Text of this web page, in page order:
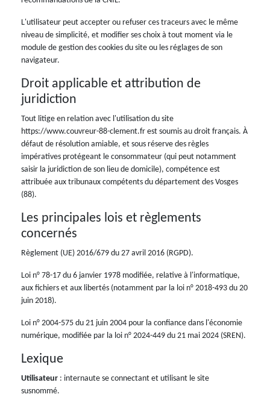
L'utilisateur peut accepter ou refuser ces traceurs avec le même
niveau de simplicité, et modifier ses choix à tout moment via le
module de gestion des cookies du site ou les réglages de son
navigateur.
Droit applicable et attribution de
juridiction
Tout litige en relation avec l'utilisation du site
https://www.couvreur-88-clement.fr est soumis au droit français. À
défaut de résolution amiable, et sous réserve des règles
impératives protégeant le consommateur (qui peut notamment
saisir la juridiction de son lieu de domicile), compétence est
attribuée aux tribunaux compétents du département des Vosges
(88).
Les principales lois et règlements
concernés
Règlement (UE) 2016/679 du 27 avril 2016 (RGPD).
Loi n° 78-17 du 6 janvier 1978 modifiée, relative à l'informatique,
aux fichiers et aux libertés (notamment par la loi n° 2018-493 du 20
juin 2018).
Loi n° 2004-575 du 21 juin 2004 pour la confiance dans l'économie
numérique, modifiée par la loi n° 2024-449 du 21 mai 2024 (SREN).
Lexique
Utilisateur : internaute se connectant et utilisant le site
susnommé.